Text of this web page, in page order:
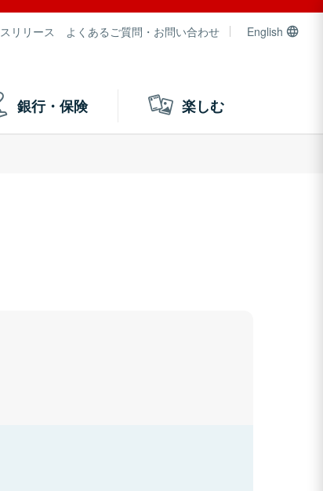
リリース よくあるご質問・お問い合わせ English
銀行・保険 楽しむ